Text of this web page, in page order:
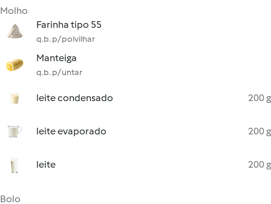
Molho
Farinha tipo 55
q.b. p/ polvilhar
Manteiga
q.b. p/ untar
leite condensado 200 g
leite evaporado 200 g
leite 200 g
Bolo